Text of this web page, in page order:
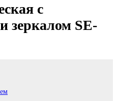
с
зеркалом SE-